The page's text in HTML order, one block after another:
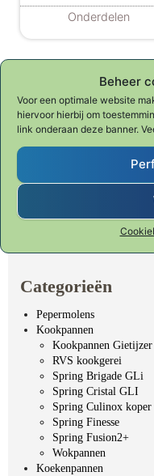
Beheer
Voor een optimale website
hiervoor hierbij om
link onderaan deze banner.
Onderdelen
Waar ben je
Categorieën
Pepermolens
Kookpannen
Kookpannen Gietijzer
RVS kookgerei
Spring Brigade GLi
Spring Cristal GLI
Spring Culinox koper
Spring Finesse
Spring Fusion2+
Wokpannen
Koekenpannen